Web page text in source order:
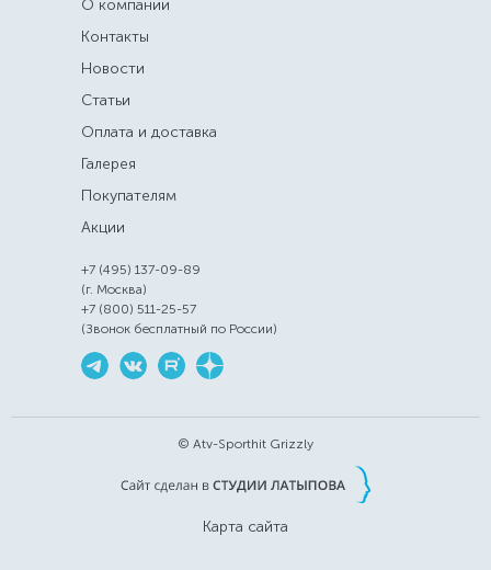
О компании
Контакты
Новости
Статьи
Оплата и доставка
Галерея
Покупателям
Акции
+7 (495) 137-09-89
(г. Москва)
+7 (800) 511-25-57
(Звонок бесплатный по России)
© Atv-Sporthit Grizzly
Карта сайта